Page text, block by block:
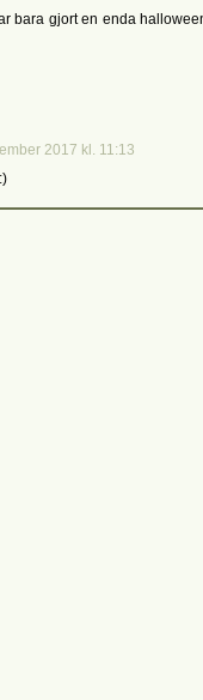
bara gjort en enda
2017 kl. 11:13